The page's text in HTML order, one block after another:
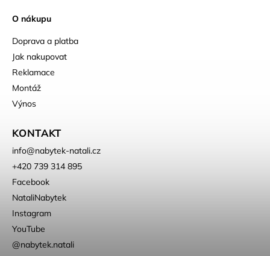
O nákupu
Doprava a platba
Jak nakupovat
Reklamace
Montáž
Výnos
KONTAKT
info@nabytek-natali.cz
+420 739 314 895
Facebook
NataliNabytek
Instagram
YouTube
@nabytek.natali